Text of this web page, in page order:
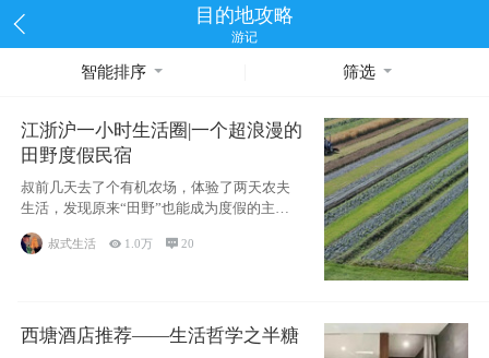
目的地攻略
游记
智能排序 筛选
江浙沪一小时生活圈|一个超浪漫的
田野度假民宿
叔前几天去了个有机农场，体验了两天农夫
生活，发现原来“田野”也能成为度假的主旋
律。江
叔式生活  1.0万 20
西塘酒店推荐——生活哲学之半糖